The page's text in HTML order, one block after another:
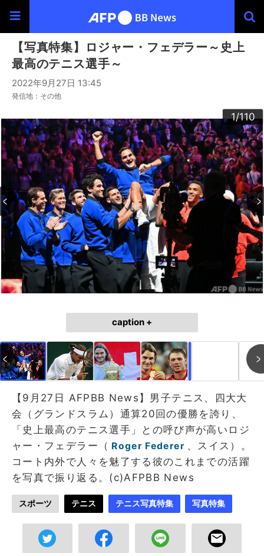
【写真特集】ロジャー・フェデラー～史上
最高のテニス選手～
2022年9月27日 13:45
発信地：その他
1/110
2/110
3/110
4/110
5/110
6/110
7/110
8/110
9/110
10/110
11/110
12/110
13/110
14/110
15/110
16/110
17/110
18/110
19/110
20/110
21/110
22/110
23/110
24/110
25/110
26/110
27/110
28/110
29/110
30/110
31/110
32/110
33/110
34/110
35/110
36/110
37/110
38/110
39/110
40/110
41/110
42/110
43/110
44/110
45/110
46/110
47/110
48/110
49/110
50/110
51/110
52/110
53/110
54/110
55/110
56/110
57/110
58/110
59/110
60/110
61/110
62/110
63/110
64/110
65/110
66/110
67/110
68/110
69/110
70/110
71/110
72/110
73/110
74/110
75/110
76/110
77/110
78/110
79/110
80/110
81/110
82/110
83/110
84/110
85/110
86/110
87/110
88/110
89/110
90/110
91/110
92/110
93/110
94/110
95/110
96/110
97/110
98/110
99/110
100/110
101/110
102/110
103/110
104/110
105/110
106/110
107/110
108/110
109/110
110/110
caption +
成中 画像作成中
【9月27日 AFPBB News】男子テニス、四大大
会（グランドスラム）通算20回の優勝を誇り、
「史上最高のテニス選手」との呼び声が高いロジ
ャー・フェデラー（ Roger Federer 、スイス）。
コート内外で人々を魅了する彼のこれまでの活躍
を写真で振り返る。(c)AFPBB News
スポーツ テニス テニス写真特集 写真特集